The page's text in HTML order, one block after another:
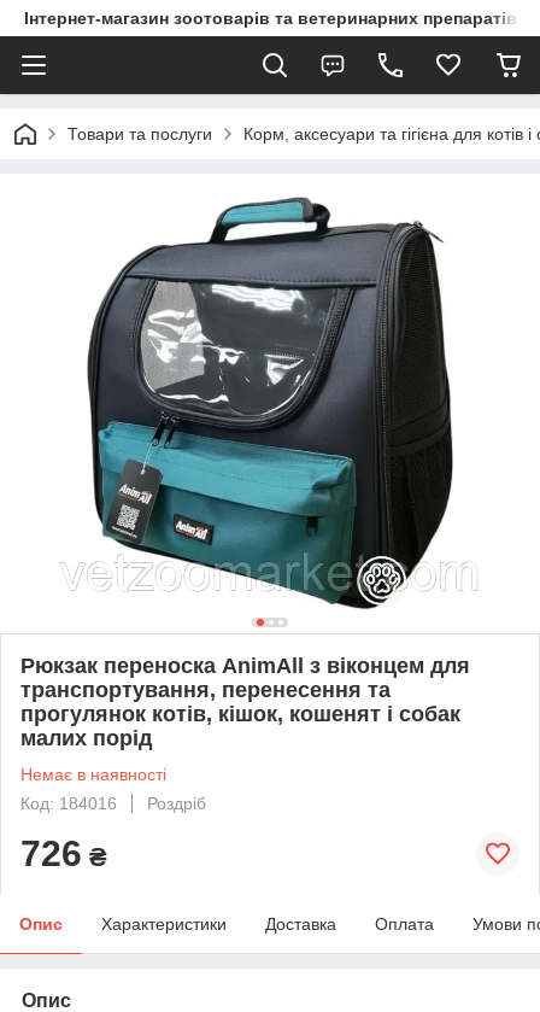
Інтернет-магазин зоотоварів та ветеринарних препаратів
Товари та послуги Корм, аксесуари та гігієна для котів і
Рюкзак переноска AnimAll з віконцем для
транспортування, перенесення та
прогулянок котів, кішок, кошенят і собак
малих порід
Немає в наявності
Код: 184016
Роздріб
726 ₴
Опис Характеристики Доставка Оплата Умови
Опис